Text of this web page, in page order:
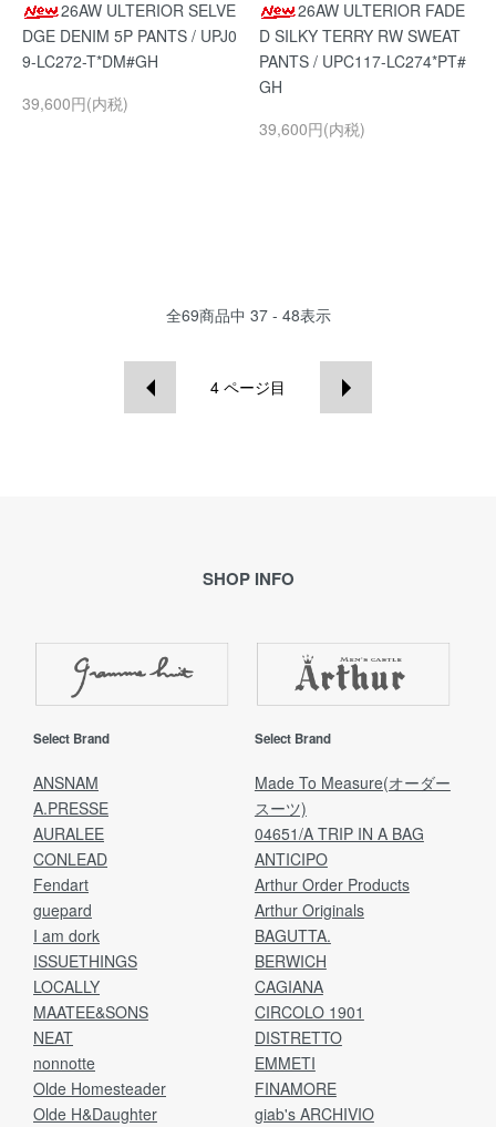
26AW ULTERIOR SELVE
DGE DENIM 5P PANTS / UPJ0
9-LC272-T*DM#GH
39,600円(内税)
26AW ULTERIOR FADE
D SILKY TERRY RW SWEAT
PANTS / UPC117-LC274*PT#
GH
39,600円(内税)
全69商品中 37 - 48表示
4 ページ目
SHOP INFO
Select Brand
ANSNAM
A.PRESSE
AURALEE
CONLEAD
Fendart
guepard
I am dork
ISSUETHINGS
LOCALLY
MAATEE&SONS
NEAT
nonnotte
Olde Homesteader
Olde H&Daughter
Select Brand
Made To Measure(オーダー
スーツ)
04651/A TRIP IN A BAG
ANTICIPO
Arthur Order Products
Arthur Originals
BAGUTTA.
BERWICH
CAGIANA
CIRCOLO 1901
DISTRETTO
EMMETI
FINAMORE
giab's ARCHIVIO